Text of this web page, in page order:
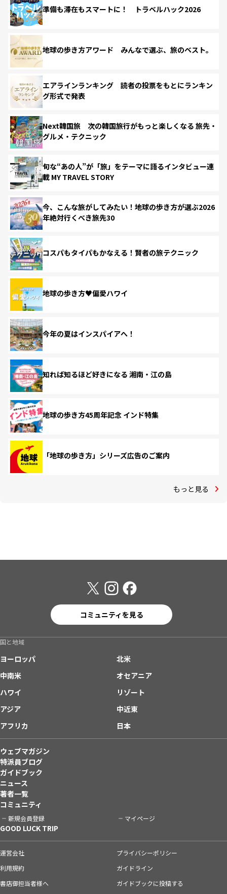
準備も滞在もスマートに！ トラベルハック2026
地球の歩き方アワード みんなで選ぶ、旅のベスト。
エアラインランキング 読者の投票をもとにランキン
グ形式で発表
Next韓国旅 次の韓国旅行がもっと楽しくなる 旅先・
グルメ・テクニック
旬な“あの人”が「旅」をテーマに語るインタビュー連
載 MY TRAVEL STORY
今、こんな旅がしてみたい！地球の歩き方が選ぶ2026
年絶対行くべき旅先30
コスパもタイパもかなえる！賢者の旅テクニック
地球の歩き方♥偏愛ハワイ
今年の夏はインスパイアへ！
知れば知るほど好きになる 湘南・江の島
地球の歩き方45周年記念 インド特集
「地球の歩き方」シリーズ広告のご案内
もっと見る
コミュニティを見る
国と地域
ヨーロッパ
北米
中南米
オセアニア
ハワイ
リゾート
アジア
中近東
アフリカ
日本
ウェブマガジン
特派員ブログ
ガイドブック
ニュース
著者一覧
コミュニティ
新規会員登録 マイページ
GOOD LUCK TRIP
運営会社
プライバシーポリシー
利用規約
ガイドライン
書店御担当者様へ
ガイドブックに投稿する